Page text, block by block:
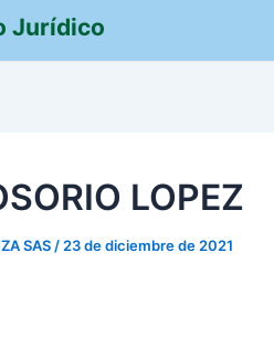
Jurídico
LOPEZ
SAS / 23 de diciembre de 2021